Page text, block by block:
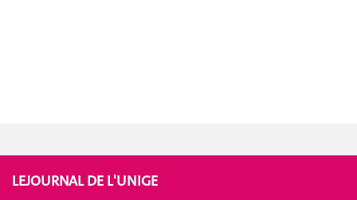
LEJOURNAL DE L'UNIGE